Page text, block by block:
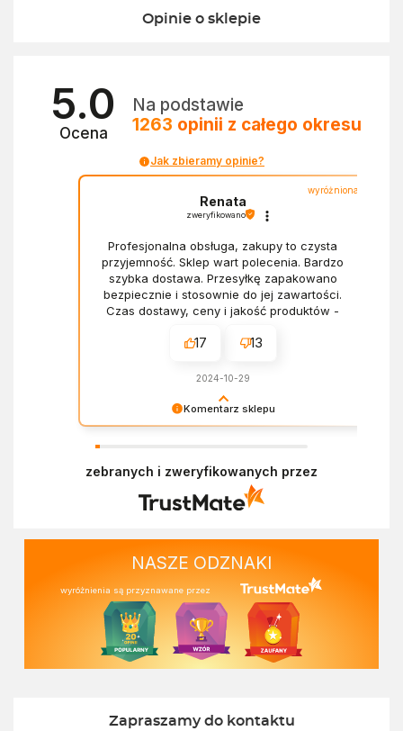
Opinie o sklepie
5.0
Ocena
Na podstawie
1263 opinii z całego okresu
Jak zbieramy opinie?
Komentarz sklepu
doświadczeniem. Z pozdrowieniami, Zespół
wyróżniona
Renata
zweryfikowano
Profesjonalna obsługa, zakupy to czysta
przyjemność. Sklep wart polecenia. Bardzo
szybka dostawa. Przesyłkę zapakowano
bezpiecznie i stosownie do jej zawartości.
Czas dostawy, ceny i jakość produktów -
17 13
2024-10-29
zebranych i zweryfikowanych przez
NASZE ODZNAKI
wyróżnienia są przyznawane przez
Zapraszamy do kontaktu